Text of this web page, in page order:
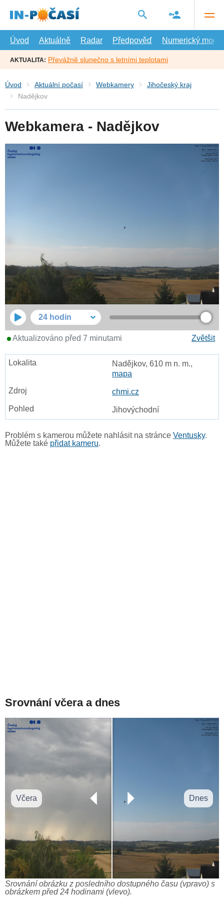
hlavní
Úvod
Aktuálně Radar Předpověď Numerický model
AKTUALITA: Převážně slunečno s letními teplotami
Úvod Aktuální počasí Webkamery
Jihočeský kraj
Nadějkov
Webkamera - Nadějkov
24 hodin
Zvětšit
Aktualizováno před 7 minutami
Nadějkov, 610 m n. m.,
mapa
chmi.cz
Jihovýchodní
Problém s kamerou můžete nahlásit na stránce Ventusky.
Můžete také přidat kameru.
Srovnání včera a dnes
Včera Dnes
Srovnání obrázku z posledního dostupného času (vpravo) s
obrázkem před 24 hodinami (vlevo).